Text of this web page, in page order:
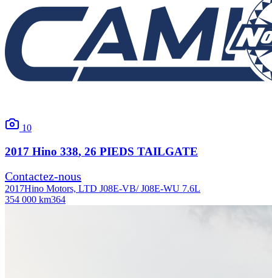
10
2017 Hino 338, 26 PIEDS TAILGATE
Contactez-nous
2017Hino Motors, LTD J08E-VB/ J08E-WU 7.6L
354 000 km364